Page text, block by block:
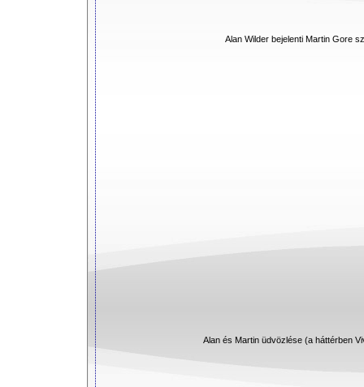
Alan Wilder bejelenti Martin Gore
Alan és Martin üdvözlése (a háttérben